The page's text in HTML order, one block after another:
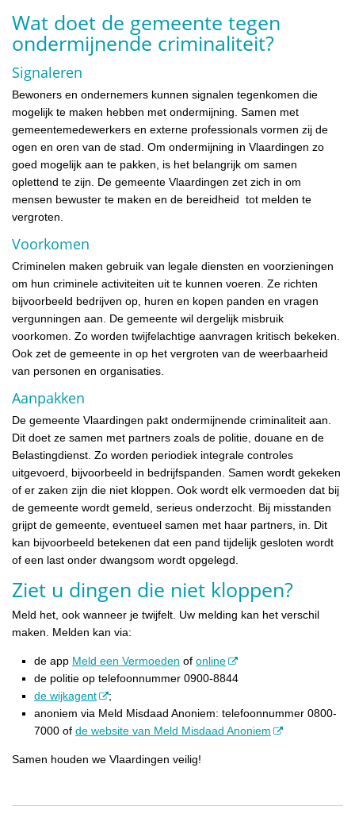
Wat doet de gemeente tegen
ondermijnende criminaliteit?
Signaleren
Bewoners en ondernemers kunnen signalen tegenkomen die
mogelijk te maken hebben met ondermijning. Samen met
gemeentemedewerkers en externe professionals vormen zij de
ogen en oren van de stad. Om ondermijning in Vlaardingen zo
goed mogelijk aan te pakken, is het belangrijk om samen
oplettend te zijn. De gemeente Vlaardingen zet zich in om
mensen bewuster te maken en de bereidheid tot melden te
vergroten.
Voorkomen
Criminelen maken gebruik van legale diensten en voorzieningen
om hun criminele activiteiten uit te kunnen voeren. Ze richten
bijvoorbeeld bedrijven op, huren en kopen panden en vragen
vergunningen aan. De gemeente wil dergelijk misbruik
voorkomen. Zo worden twijfelachtige aanvragen kritisch bekeken.
Ook zet de gemeente in op het vergroten van de weerbaarheid
van personen en organisaties.
Aanpakken
De gemeente Vlaardingen pakt ondermijnende criminaliteit aan.
Dit doet ze samen met partners zoals de politie, douane en de
Belastingdienst. Zo worden periodiek integrale controles
uitgevoerd, bijvoorbeeld in bedrijfspanden. Samen wordt gekeken
of er zaken zijn die niet kloppen. Ook wordt elk vermoeden dat bij
de gemeente wordt gemeld, serieus onderzocht. Bij misstanden
grijpt de gemeente, eventueel samen met haar partners, in. Dit
kan bijvoorbeeld betekenen dat een pand tijdelijk gesloten wordt
of een last onder dwangsom wordt opgelegd.
Ziet u dingen die niet kloppen?
Meld het, ook wanneer je twijfelt. Uw melding kan het verschil
maken. Melden kan via:
de app Meld een Vermoeden of online
de politie op telefoonnummer 0900-8844
de wijkagent
;
anoniem via Meld Misdaad Anoniem: telefoonnummer 0800-
7000 of de website van Meld Misdaad Anoniem
Samen houden we Vlaardingen veilig!